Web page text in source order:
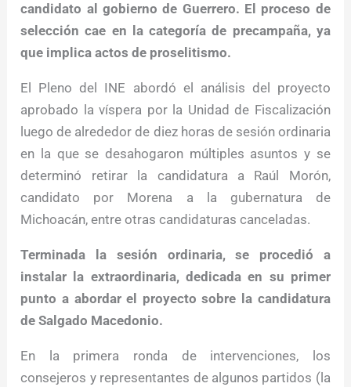
candidato al gobierno de Guerrero. El proceso de
selección cae en la categoría de precampaña, ya
que implica actos de proselitismo.
El Pleno del INE abordó el análisis del proyecto
aprobado la víspera por la Unidad de Fiscalización
luego de alrededor de diez horas de sesión ordinaria
en la que se desahogaron múltiples asuntos y se
determinó retirar la candidatura a Raúl Morón,
candidato por Morena a la gubernatura de
Michoacán, entre otras candidaturas canceladas.
Terminada la sesión ordinaria, se procedió a
instalar la extraordinaria, dedicada en su primer
punto a abordar el proyecto sobre la candidatura
de Salgado Macedonio.
En la primera ronda de intervenciones, los
consejeros y representantes de algunos partidos (la